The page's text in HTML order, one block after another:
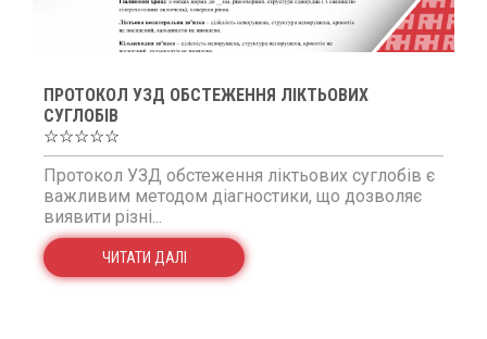
ПРОТОКОЛ УЗД ОБСТЕЖЕННЯ ЛІКТЬОВИХ
СУГЛОБІВ
☆☆☆☆☆
Протокол УЗД обстеження ліктьових суглобів є
важливим методом діагностики, що дозволяє
виявити різні...
ЧИТАТИ ДАЛІ